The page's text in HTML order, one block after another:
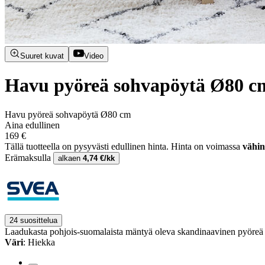
Suuret kuvat Video
Havu pyöreä sohvapöytä Ø80
Havu pyöreä sohvapöytä Ø80 cm
Aina edullinen
169 €
Tällä tuotteella on pysyvästi edullinen hinta. Hinta on voimassa
Erämaksulla
alkaen 4,74 €/kk
24 suosittelua
Laadukasta pohjois-suomalaista mäntyä oleva skandinaavinen
Väri: Hiekka